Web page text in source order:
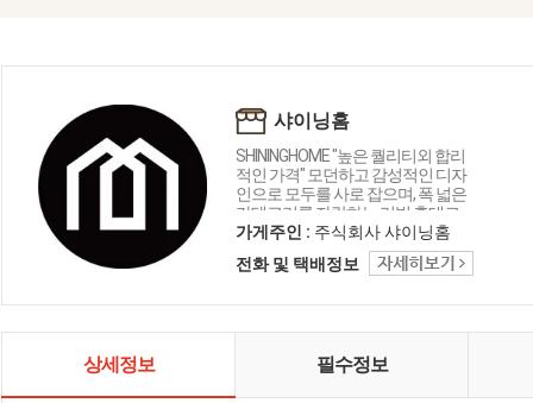
샤이닝홈
SHININGHOME "높은 퀄리티외 합리
적인 가격" 모던하고 감성적인 디자
인으로 모두를 사로 잡으며, 폭 넓은
카테고리를 자랑하는 리빙 홈데코
인테리어 샤이닝홈입니다.
가게주인 : 주식회사 샤이닝홈
전화 및 택배정보
상세정보 필수정보